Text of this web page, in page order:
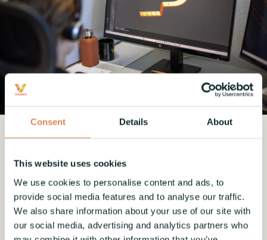
Consent Details About
This website uses cookies
We use cookies to personalise content and ads, to
provide social media features and to analyse our traffic.
We also share information about your use of our site with
our social media, advertising and analytics partners who
suunniteltu tuotannon entistä suurempaan
automatisointiin. Se lukee ERP-tilaukset ja
käsittelee koko tilauksen kerralla. Voit
automaattisesti käsitellä sekä yksittäisiä osia että